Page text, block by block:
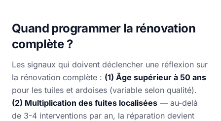
Quand programmer la rénovation
complète ?
Les signaux qui doivent déclencher une réflexion sur
la rénovation complète : (1) Âge supérieur à 50 ans
pour les tuiles et ardoises (variable selon qualité).
(2) Multiplication des fuites localisées — au-delà
de 3-4 interventions par an, la réparation devient